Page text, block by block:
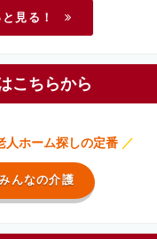
見る！
こちらから
人ホーム探しの定番 ／
んなの介護